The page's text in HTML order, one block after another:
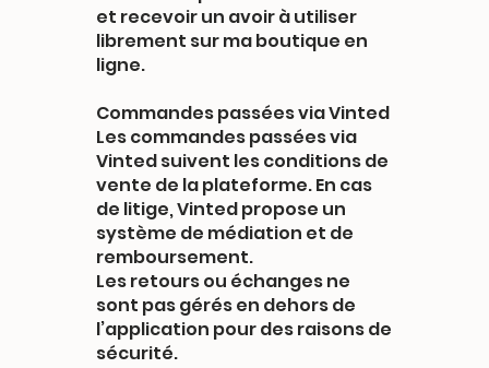
et recevoir un avoir à utiliser
librement sur ma boutique en
ligne.
Commandes passées via Vinted
Les commandes passées via
Vinted suivent les conditions de
vente de la plateforme. En cas
de litige, Vinted propose un
système de médiation et de
remboursement.
Les retours ou échanges ne
sont pas gérés en dehors de
l’application pour des raisons de
sécurité.